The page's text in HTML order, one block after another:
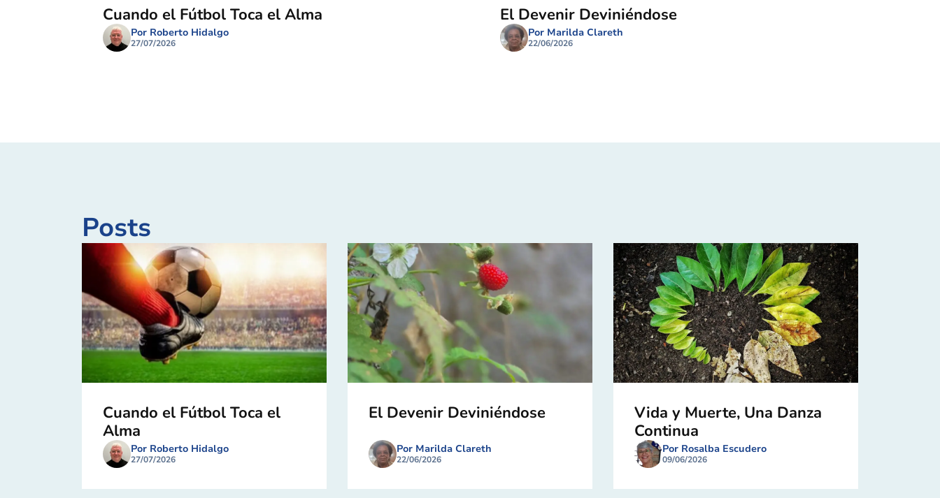
Cuando el Fútbol Toca el Alma
Por Roberto Hidalgo
27/07/2026
El Devenir Deviniéndose
Por Marilda Clareth
22/06/2026
Posts
Cuando el Fútbol Toca el
Alma
Por Roberto Hidalgo
27/07/2026
El Devenir Deviniéndose
Por Marilda Clareth
22/06/2026
Vida y Muerte, Una Danza
Continua
Por Rosalba Escudero
09/06/2026